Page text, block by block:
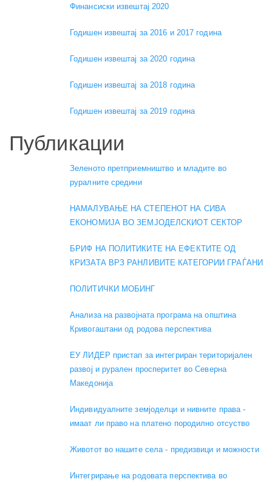
Финансиски извештај 2020
Годишен извештај за 2016 и 2017 година
Годишен извештај за 2020 година
Годишен извештај за 2018 година
Годишен извештај за 2019 година
Публикации
Зеленото претприемништво и младите во
руралните средини
НАМАЛУВАЊЕ НА СТЕПЕНОТ НА СИВА
ЕКОНОМИЈА ВО ЗЕМЈОДЕЛСКИОТ СЕКТОР
БРИФ НА ПОЛИТИКИТЕ НА ЕФЕКТИТЕ ОД
КРИЗАТА ВРЗ РАНЛИВИТЕ КАТЕГОРИИ ГРАЃАНИ
ПОЛИТИЧКИ МОБИНГ
Анализа на развојната програма на општина
Кривогаштани од родова перспектива
ЕУ ЛИДЕР пристап за интегриран територијален
развој и рурален просперитет во Северна
Македонија
Индивидуалните земјоделци и нивните права -
имаат ли право на платено породилно отсуство
Животот во нашите села - предизвици и можности
Интегрирање на родовата перспектива во